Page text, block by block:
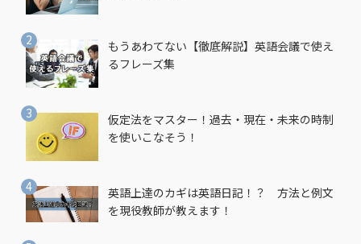
もうあわてない【徹底解説】英語会議で使え
るフレーズ集
仮定法をマスター！過去・現在・未来の時制
を使いこなそう！
英語上達のカギは英語日記！？ 方法と例文
を現役教師が教えます！